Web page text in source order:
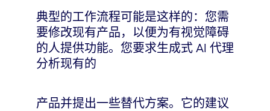
典型的工作流程可能是这样的：您需
要修改现有产品，以便为有视觉障碍
的人提供功能。您要求生成式 AI 代理
分析现有的
产品并提出一些替代方案。它的建议